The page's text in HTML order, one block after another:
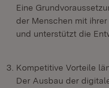
Eine
der Menschen mit
und unterstützt die
Kompetitive Vorteile
Der Ausbau der